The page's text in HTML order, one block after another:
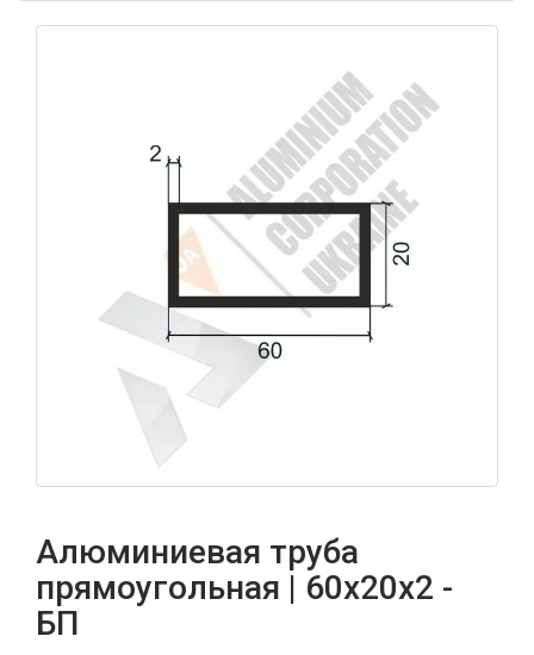
Алюминиевая труба
прямоугольная | 60х20х2 -
БП